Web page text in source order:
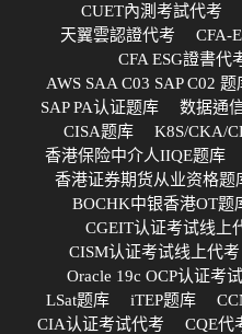
CUET內測考試代考
天翼雲認證代考
CFA-
CFA ESG證書代
AWS SAA C03 SAP C02 题
SAP PA认证题库
数据通
CISA题库
K8S/CKA/
香港保险中介人IIQE题库
香港证券期货从业资格题
BOCHK中银香港OT题
CGEIT认证考试线上
CISM认证考试线上代考
Oracle 19c OCP认证考
LSat题库
iTEP题库
CIA认证考试代考
CQE代